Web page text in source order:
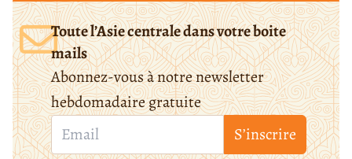
Toute l’Asie centrale dans votre boite
mails
Abonnez-vous à notre newsletter
hebdomadaire gratuite
S’inscrire